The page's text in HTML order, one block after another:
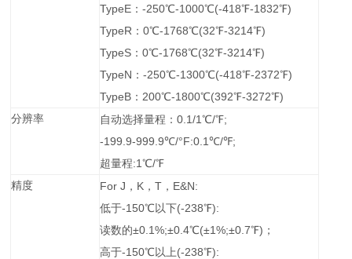
TypeE ：-250℃-1000℃(-418℉-1832℉)
TypeR ：0℃-1768℃(32℉-3214℉)
TypeS ：0℃-1768℃(32℉-3214℉)
TypeN ：-250℃-1300℃(-418℉-2372℉)
TypeB ：200℃-1800℃(392℉-3272℉)
分辨率
自动选择量程：0.1/1℃/℉;
-199.9-999 .9℃/°F:0.1℃/℉;
超量程:1℃/℉
精度 For J ，K，T，E&N:
低于-150℃以下(-238℉):
读数的±0.1%;±0.4℃(±1%;±0.7℉)；
高于-150℃以上(-238℉):